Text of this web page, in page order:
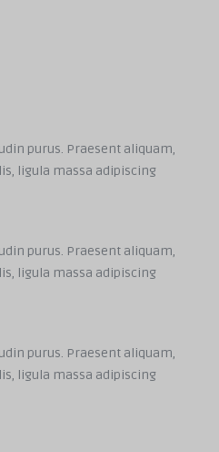
purus. Praesent aliquam,
ligula massa adipiscing
purus. Praesent aliquam,
ligula massa adipiscing
purus. Praesent aliquam,
ligula massa adipiscing